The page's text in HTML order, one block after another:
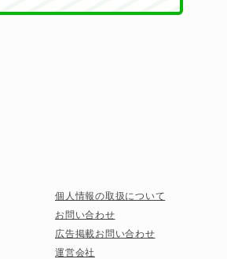
個人情報の取扱について
お問い合わせ
広告掲載お問い合わせ
運営会社